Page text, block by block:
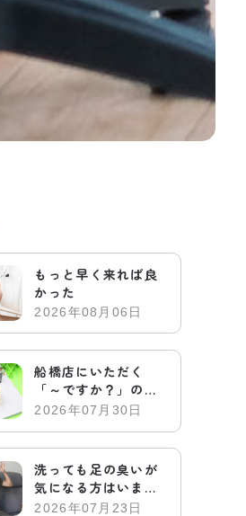
もっと早く来れば良
かった
2026年08月06日
船橋店にいただく
「～ですか？」のお
電話についてお答え
2026年07月30日
洗っても足の臭いが
気になる方はいませ
んか？
2026年07月23日